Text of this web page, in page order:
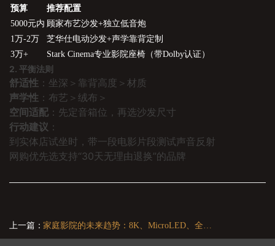
预算
推荐配置
5000元内 顾家布艺沙发+独立低音炮
1万-2万
芝华仕电动沙发+声学靠背定制
3万+
Stark Cinema专业影院座椅（带Dolby认证）
2. 平衡法则
舒适性 ：坐深＞靠背高度＞材质
声学性 ：布艺＞绒布＞
空间适配 ：先定音箱位，再选沙发尺寸
行动建议 ：
到实体店试坐时，带一段电影片段测试声音反射
网购优先选支持“30天无理由退换”的品牌
上一篇： 家庭影院的未来趋势：8K、MicroLED、全息投影前瞻